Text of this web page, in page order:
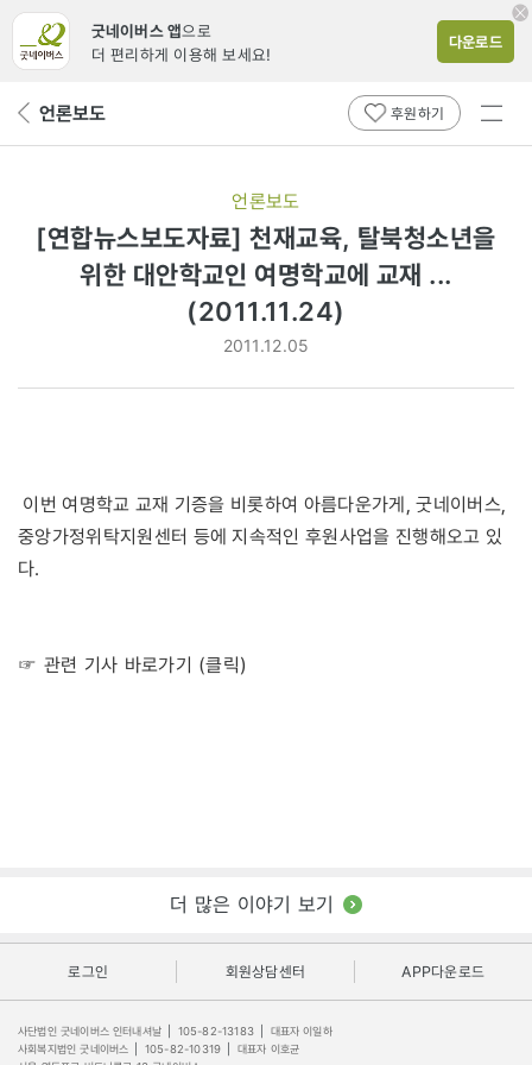
굿네이버스 앱으로
더 편리하게 이용해 보세요!
다운로드
뒤 언론보도 후원하기
전체
언론보도
[연합뉴스보도자료] 천재교육, 탈북청소년을
위한 대안학교인 여명학교에 교재 ...
(2011.11.24)
2011.12.05
이번 여명학교 교재 기증을 비롯하여 아름다운가게, 굿네이버스,
중앙가정위탁지원센터 등에 지속적인 후원사업을 진행해오고 있
다.
☞ 관련 기사 바로가기 (클릭)
더 많은 이야기 보기
로그인 회원상담센터 APP다운로드
사단법인 굿네이버스 인터내셔날 105-82-13183
대표자 이일하
사회복지법인 굿네이버스
105-82-10319
대표자 이호균